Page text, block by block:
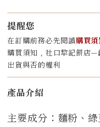
提醒您
在訂購前務必先閱讀購買
購買須知﹐社口犂記餅店—
出貨與否的權利
產品介紹
主要成分：麵粉、